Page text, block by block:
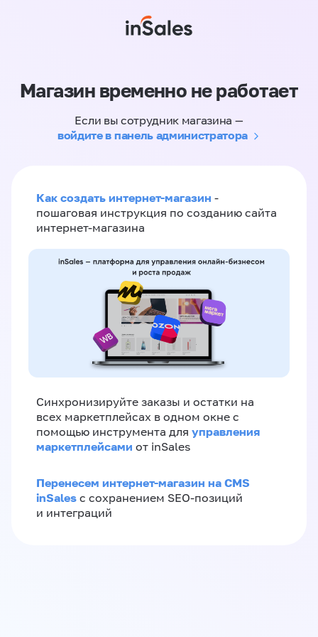
Магазин временно не работает
Если вы сотрудник магазина —
войдите в панель администратора
Как создать интернет-магазин -
пошаговая инструкция по созданию сайта
интернет-магазина
Синхронизируйте заказы и остатки на
всех маркетплейсах в одном окне с
помощью инструмента для управления
маркетплейсами от inSales
Перенесем интернет-магазин на CMS
inSales с сохранением SEO-позиций
и интеграций